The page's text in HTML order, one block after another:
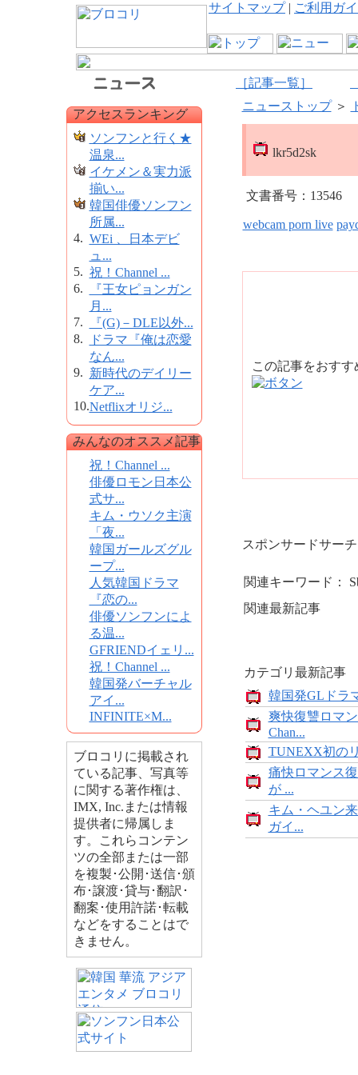
サイトマップ| ご利用ガ
［記事一覧］
アクセスランキング
ソンフンと行く★
温泉...
イケメン＆実力派
揃い...
韓国俳優ソンフン
所属...
4. WEi 、日本デビ
ュ...
5. 祝！Channel ...
6.
『王女ピョンガン
月...
7.
『(G)－DLE以外...
8.
ドラマ『俺は恋愛
なん...
9. 新時代のデイリー
ケア...
10.Netflixオリジ...
みんなのオススメ記事
祝！Channel ...
俳優ロモン日本公
式サ...
キム・ウソク主演
「夜...
韓国ガールズグル
ープ...
人気韓国ドラマ
『恋の...
俳優ソンフンによ
る温...
GFRIENDイェリ...
祝！Channel ...
韓国発バーチャル
アイ...
INFINITE×M...
ブロコリに掲載され
ている記事、写真等
に関する著作権は、
IMX, Inc.または情報
提供者に帰属しま
す。これらコンテン
ツの全部または一部
を複製･公開･送信･頒
布･譲渡･貸与･翻訳･
翻案･使用許諾･転載
などをすることはで
きません。
ニューストップ＞
lkr5d2sk
文書番号：13546
webcam porn live
この記事をおす
スポンサードサーチ
関連キーワード：
関連最新記事
カテゴリ最新記事
韓国発GLドラ
爽快復讐ロマ
Chan...
TUNEXX初の
痛快ロマンス
が ...
キム・ヘユン
ガイ...